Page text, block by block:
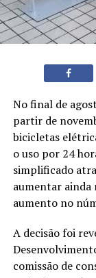
No final de
partir de
bicicletas
o uso por 24
simplificado
aumentar ainda
aumento no
A decisão foi
comissão de